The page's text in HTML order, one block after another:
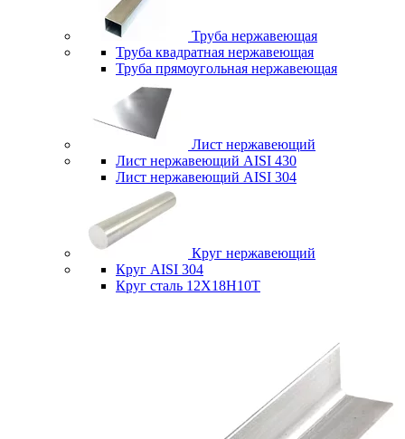
Труба нержавеющая
Труба квадратная нержавеющая
Труба прямоугольная нержавеющая
Лист нержавеющий
Лист нержавеющий AISI 430
Лист нержавеющий AISI 304
Круг нержавеющий
Круг AISI 304
Круг сталь 12Х18Н10Т